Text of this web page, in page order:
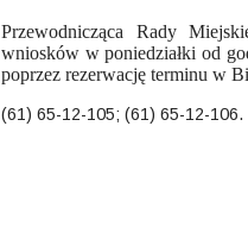
Przewodnicząca Rady
wniosków w poniedziałki od
poprzez rezerwację terminu w
(61) 65-12-105; (61) 65-12-106.